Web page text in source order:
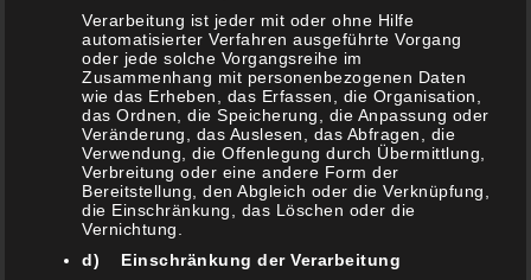
Grill
3. März 2021
Tortillas, Burittos, Tacos und Co
2. März 2021
Kräffins / Kräppel (Berliner / Krapfen) Muffins
10. Februar 2021
Kartoffelsuppe aus dem Dutch Oven
Verarbeitung ist jeder mit oder ohne Hilfe
automatisierter Verfahren ausgeführte Vorgang
oder jede solche Vorgangsreihe im
Zusammenhang mit personenbezogenen Daten
wie das Erheben, das Erfassen, die Organisation,
das Ordnen, die Speicherung, die Anpassung oder
Veränderung, das Auslesen, das Abfragen, die
Verwendung, die Offenlegung durch Übermittlung,
Verbreitung oder eine andere Form der
Bereitstellung, den Abgleich oder die Verknüpfung,
die Einschränkung, das Löschen oder die
Vernichtung.
d) Einschränkung der Verarbeitung